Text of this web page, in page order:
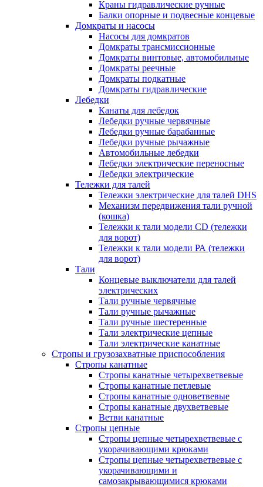
Краны гидравлические ручные
Балки опорные и подвесные концевые
Домкраты и насосы
Насосы для домкратов
Домкраты трансмиссионные
Домкраты винтовые, автомобильные
Домкраты реечные
Домкраты подкатные
Домкраты гидравлические
Лебедки
Канаты для лебедок
Лебедки ручные червячные
Лебедки ручные барабанные
Лебедки ручные рычажные
Автомобильные лебедки
Лебедки электрические переносные
Лебедки электрические
Тележки для талей
Тележки электрические для талей DHS
Механизм передвижения тали ручной
(кошка)
Тележки к тали модели CD (тележки
для ворот)
Тележки к тали модели РА (тележки
для ворот)
Тали
Концевые выключатели для талей
электрических
Тали ручные червячные
Тали ручные рычажные
Тали ручные шестеренные
Тали электрические цепные
Тали электрические канатные
Стропы и грузозахватные приспособления
Стропы канатные
Стропы канатные четырехветвевые
Стропы канатные петлевые
Стропы канатные одноветвевые
Стропы канатные двухветвевые
Ветви канатные
Стропы цепные
Стропы цепные четырехветвевые с
укорачивающими крюками
Стропы цепные четырехветвевые с
укорачивающими и
самозакрывающимися крюками